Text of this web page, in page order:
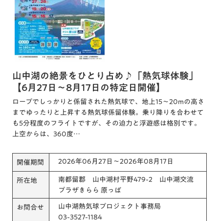
山中湖の絶景をひとり占め♪「熱気球体験」
【6月27日〜8月17日の特定日開催】
ロープでしっかりと係留された熱気球で、地上15〜20mの高さ
までゆったりと上昇する熱気球係留体験。乗り降りを合わせて
も5分程度のフライトですが、その迫力と浮遊感は格別です。
上空からは、360度…
開催期間 2026年06月27日～2026年08月17日
所在地
南都留郡 山中湖村平野479-2 山中湖交流
プラザきらら 原っぱ
お問合せ
山中湖熱気球プロジェクト事務局
03-3527-1184